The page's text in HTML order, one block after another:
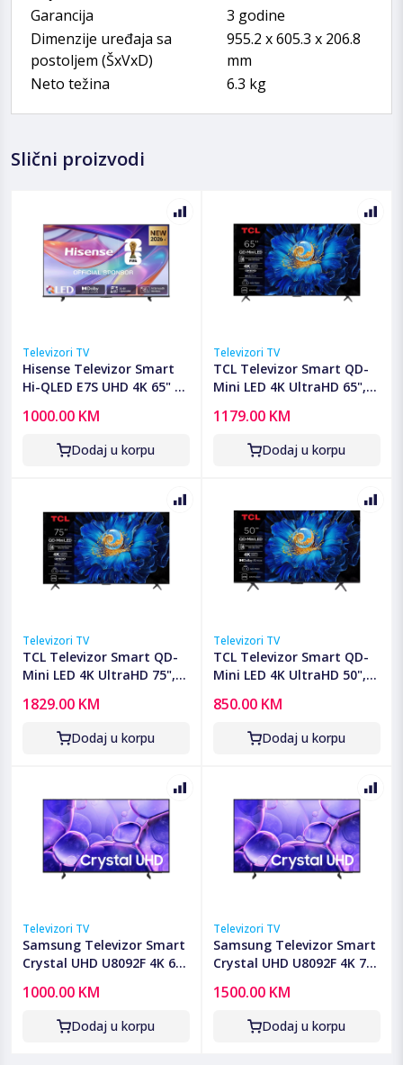
Garancija
3 godine
Dimenzije uređaja sa
postoljem (ŠxVxD)
955.2 x 605.3 x 206.8
mm
Neto težina
6.3 kg
Slični proizvodi
Televizori TV
Hisense Televizor Smart
Hi-QLED E7S UHD 4K 65" -
1000.00 KM
Dodaj u korpu
Televizori TV
TCL Televizor Smart QD-
Mini LED 4K UltraHD 65",
1179.00 KM
Dodaj u korpu
Televizori TV
TCL Televizor Smart QD-
Mini LED 4K UltraHD 75",
1829.00 KM
Dodaj u korpu
Televizori TV
TCL Televizor Smart QD-
Mini LED 4K UltraHD 50",
850.00 KM
Dodaj u korpu
Televizori TV
Samsung Televizor Smart
Crystal UHD U8092F 4K 65"
1000.00 KM
Dodaj u korpu
Televizori TV
Samsung Televizor Smart
Crystal UHD U8092F 4K 75"
1500.00 KM
Dodaj u korpu